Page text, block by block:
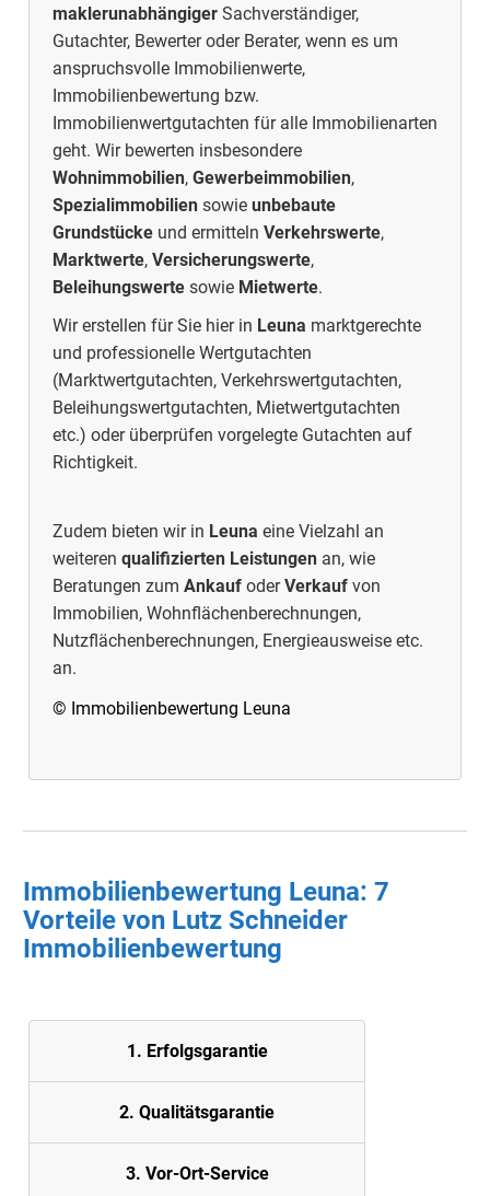
maklerunabhängiger Sachverständiger,
Gutachter, Bewerter oder Berater, wenn es um
anspruchsvolle Immobilienwerte,
Immobilienbewertung bzw.
Immobilienwertgutachten für alle Immobilienarten
geht. Wir bewerten insbesondere
Wohnimmobilien, Gewerbeimmobilien,
Spezialimmobilien sowie unbebaute
Grundstücke und ermitteln Verkehrswerte,
Marktwerte, Versicherungswerte,
Beleihungswerte sowie Mietwerte.
Wir erstellen für Sie hier in Leuna marktgerechte
und professionelle Wertgutachten
(Marktwertgutachten, Verkehrswertgutachten,
Beleihungswertgutachten, Mietwertgutachten
etc.) oder überprüfen vorgelegte Gutachten auf
Richtigkeit.
Zudem bieten wir in Leuna eine Vielzahl an
weiteren qualifizierten Leistungen an, wie
Beratungen zum Ankauf oderVerkauf von
Immobilien, Wohnflächenberechnungen,
Nutzflächenberechnungen, Energieausweise etc.
an.
© Immobilienbewertung Leuna
Immobilienbewertung Leuna: 7
Vorteile von Lutz Schneider
Immobilienbewertung
1. Erfolgsgarantie
2. Qualitätsgarantie
3. Vor-Ort-Service